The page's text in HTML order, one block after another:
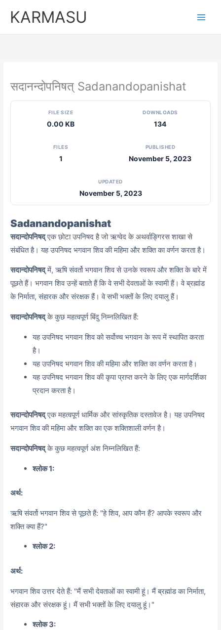
KARMASU
सदानन्दोपनिषत् Sadanandopanishat
FILE SIZE
0.00 KB
DOWNLOADS
134
FILES
1
PUBLISHED
November 5, 2023
UPDATED
November 5, 2023
Sadanandopanishat
सदान्दोपनिषद्एक छोटा उपनिषद है जो ऋग्वेद के अथर्वाङ्गिरस शाखा से
संबंधित है। यह उपनिषद भगवान शिव की महिमा और शक्ति का वर्णन करता है।
सदान्दोपनिषद्में, ऋषि संवर्तो भगवान शिव से उनके स्वरूप और शक्ति के बारे में
पूछते हैं। भगवान शिव उन्हें बताते हैं कि वे सभी देवताओं के स्वामी हैं। वे ब्रह्मांड
के निर्माता, संहारक और संरक्षक हैं। वे सभी भक्तों के लिए दयालु हैं।
सदान्दोपनिषद्के कुछ महत्वपूर्ण बिंदु निम्नलिखित हैं:
यह उपनिषद भगवान शिव को सर्वोच्च भगवान के रूप में स्थापित करता
है।
यह उपनिषद भगवान शिव की महिमा और शक्ति का वर्णन करता है।
यह उपनिषद भगवान शिव की कृपा प्राप्त करने के लिए एक मार्गदर्शिका
प्रदान करता है।
सदान्दोपनिषद्एक महत्वपूर्ण धार्मिक और सांस्कृतिक दस्तावेज है। यह उपनिषद
भगवान शिव की महिमा और शक्ति का एक शक्तिशाली वर्णन है।
सदान्दोपनिषद्के कुछ महत्वपूर्ण अंश निम्नलिखित हैं:
श्लोक 1:
अर्थ:
ऋषि संवर्तो भगवान शिव से पूछते हैं: "हे शिव, आप कौन हैं? आपके स्वरूप और
शक्ति क्या हैं?"
श्लोक 2:
अर्थ:
भगवान शिव उत्तर देते हैं: "मैं सभी देवताओं का स्वामी हूं। मैं ब्रह्मांड का निर्माता,
संहारक और संरक्षक हूं। मैं सभी भक्तों के लिए दयालु हूं।"
श्लोक 3: